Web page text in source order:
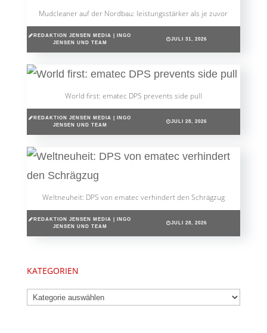
Mudcleaner auf der Nordbau: leistungsstärker als je zuvor
REDAKTION JENSEN MEDIA | INGO
JENSEN UND TEAM
JULI 31, 2026
World first: ematec DPS prevents side pull
REDAKTION JENSEN MEDIA | INGO
JENSEN UND TEAM
JULI 28, 2026
Weltneuheit: DPS von ematec verhindert den Schrägzug
REDAKTION JENSEN MEDIA | INGO
JENSEN UND TEAM
JULI 28, 2026
KATEGORIEN
Kategorien